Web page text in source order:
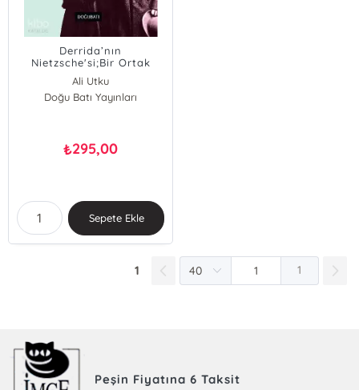
Derrida’nın
Nietzsche'si;Bir Ortak
İmza Geliştirmek
Ali Utku
Mukadder Erkan
Doğu Batı Yayınları
₺295,00
Sepete Ekle
1 1
Peşin Fiyatına 6 Taksit